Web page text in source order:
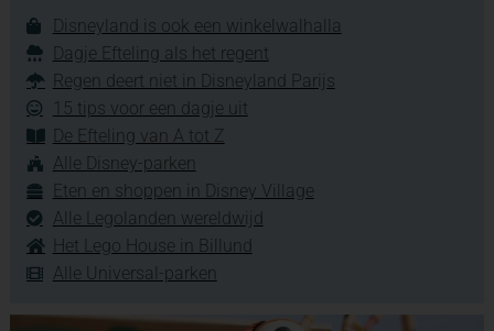
Disneyland is ook een winkelwalhalla
Dagje Efteling als het regent
Regen deert niet in Disneyland Parijs
15 tips voor een dagje uit
De Efteling van A tot Z
Alle Disney-parken
Eten en shoppen in Disney Village
Alle Legolanden wereldwijd
Het Lego House in Billund
Alle Universal-parken